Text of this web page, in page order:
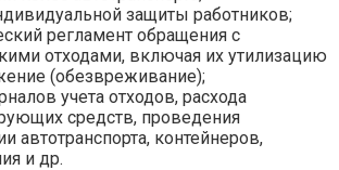
защиты работников;
регламент обращения с
отходами, включая их утилизацию
(обезвреживание);
учета отходов, расхода
средств, проведения
автотранспорта, контейнеров,
и др.